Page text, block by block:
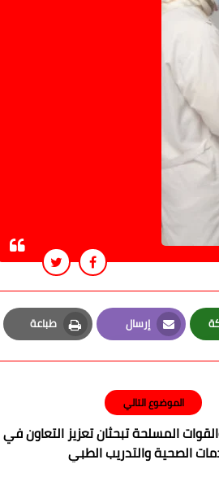
إرسال
Email
طباعة
Print
الموضوع التالي
المسلحة تبحثان تعزيز التعاون في
الصحية والتدريب الطبي